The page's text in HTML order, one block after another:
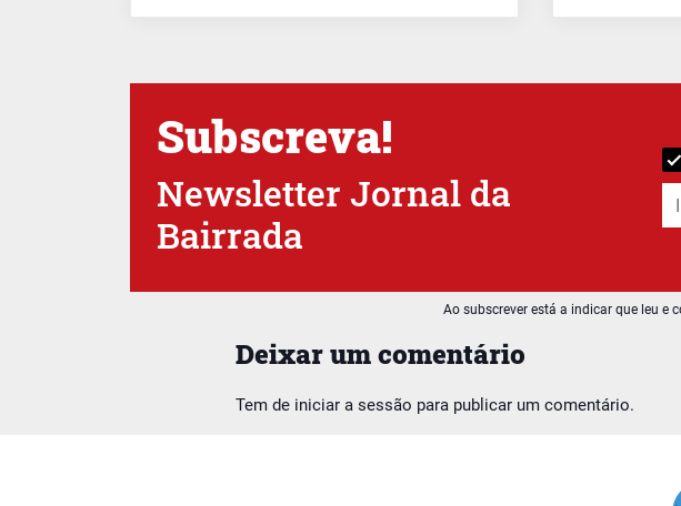
Deixar um comentário
Tem de iniciar a sessão para publicar um comentário.
Subscreva!
Newsletter Jornal da
Bairrada
Ao subscrever está a indicar que leu e